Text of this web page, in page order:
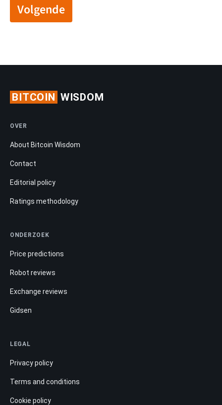
Volgende
BITCOIN WISDOM
OVER
About Bitcoin Wisdom
Contact
Editorial policy
Ratings methodology
ONDERZOEK
Price predictions
Robot reviews
Exchange reviews
Gidsen
LEGAL
Privacy policy
Terms and conditions
Cookie policy